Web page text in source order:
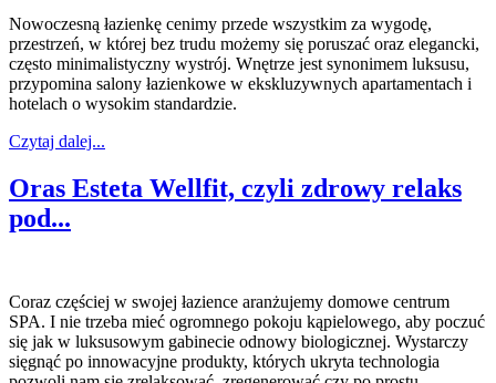
Nowoczesną łazienkę cenimy przede wszystkim za wygodę,
przestrzeń, w której bez trudu możemy się poruszać oraz elegancki,
często minimalistyczny wystrój. Wnętrze jest synonimem luksusu,
przypomina salony łazienkowe w ekskluzywnych apartamentach i
hotelach o wysokim standardzie.
Czytaj dalej...
Oras Esteta Wellfit, czyli zdrowy relaks
pod...
Coraz częściej w swojej łazience aranżujemy domowe centrum
SPA. I nie trzeba mieć ogromnego pokoju kąpielowego, aby poczuć
się jak w luksusowym gabinecie odnowy biologicznej. Wystarczy
sięgnąć po innowacyjne produkty, których ukryta technologia